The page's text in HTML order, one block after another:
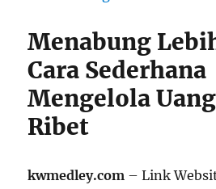
Menabung
Cara Sederhana
Mengelola
Ribet
kwmedley.com – Link